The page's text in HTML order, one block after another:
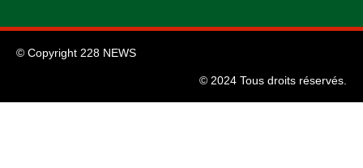
© Copyright 228 NEWS
© 2024 Tous droits réservés.